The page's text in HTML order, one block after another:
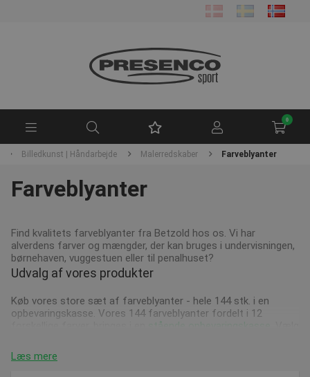
0
Billedkunst | Håndarbejde Malerredskaber Farveblyanter
Farveblyanter
Find kvalitets farveblyanter fra Betzold hos os. Vi har
alverdens farver og mængder, der kan bruges i undervisningen,
børnehaven, vuggestuen eller til penalhuset?
Udvalg af vores produkter
Køb vores store sæt af farveblyanter - hele 144 stk. i en
opbevaringskasse. Vores 144 farveblyanter fordelt i 12
stående opbevaringskasse
liggende
Læs mere